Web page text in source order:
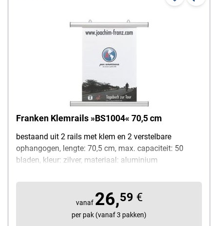
Franken Klemrails »BS1004« 70,5 cm
bestaand uit 2 rails met klem en 2 verstelbare
ophangogen, lengte: 70,5 cm, max. capaciteit: 50
bladen, kleur: zilver, materiaal: aluminium
vanaf 26,59 €
per pak (vanaf 3 pakken)